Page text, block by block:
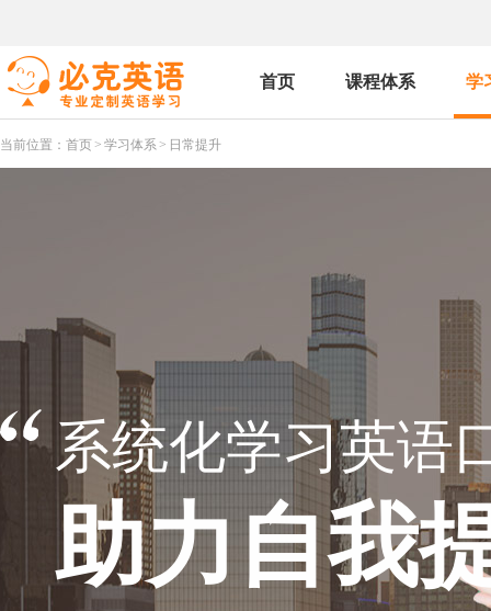
首页 课程体系 学
当前位置： 首页 > 学习体系 > 日常提升
系统化学习英语
助力自我